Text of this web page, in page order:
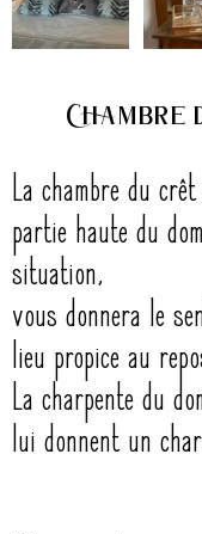
La chambre du
partie haute du
situation,
vous donnera le
lieu propice au
La charpente du
lui donnent un